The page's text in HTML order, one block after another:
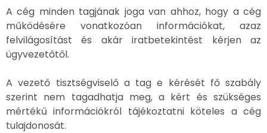
A cég minden tagjának joga van ahhoz, hogy a cég
működésére vonatkozóan információkat, azaz
felvilágosítást és akár iratbetekintést kérjen az
ügyvezetőtől.
A vezető tisztségviselő a tag e kérését fő szabály
szerint nem tagadhatja meg, a kért és szükséges
mértékű információkról tájékoztatni köteles a cég
tulajdonosát.